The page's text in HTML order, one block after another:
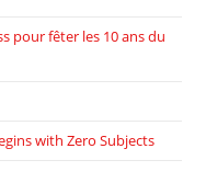
pour fêter les 10 ans du
with Zero Subjects